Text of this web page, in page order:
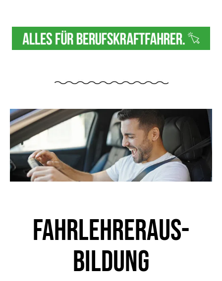
Varianten
auf.
können
der
Produktseite
gewählt
werden
Fahrlehrer­aus­
bildung